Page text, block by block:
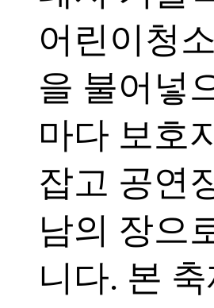
어린이청
을 불어넣
마다 보호
잡고 공연
남의 장으
니다. 본